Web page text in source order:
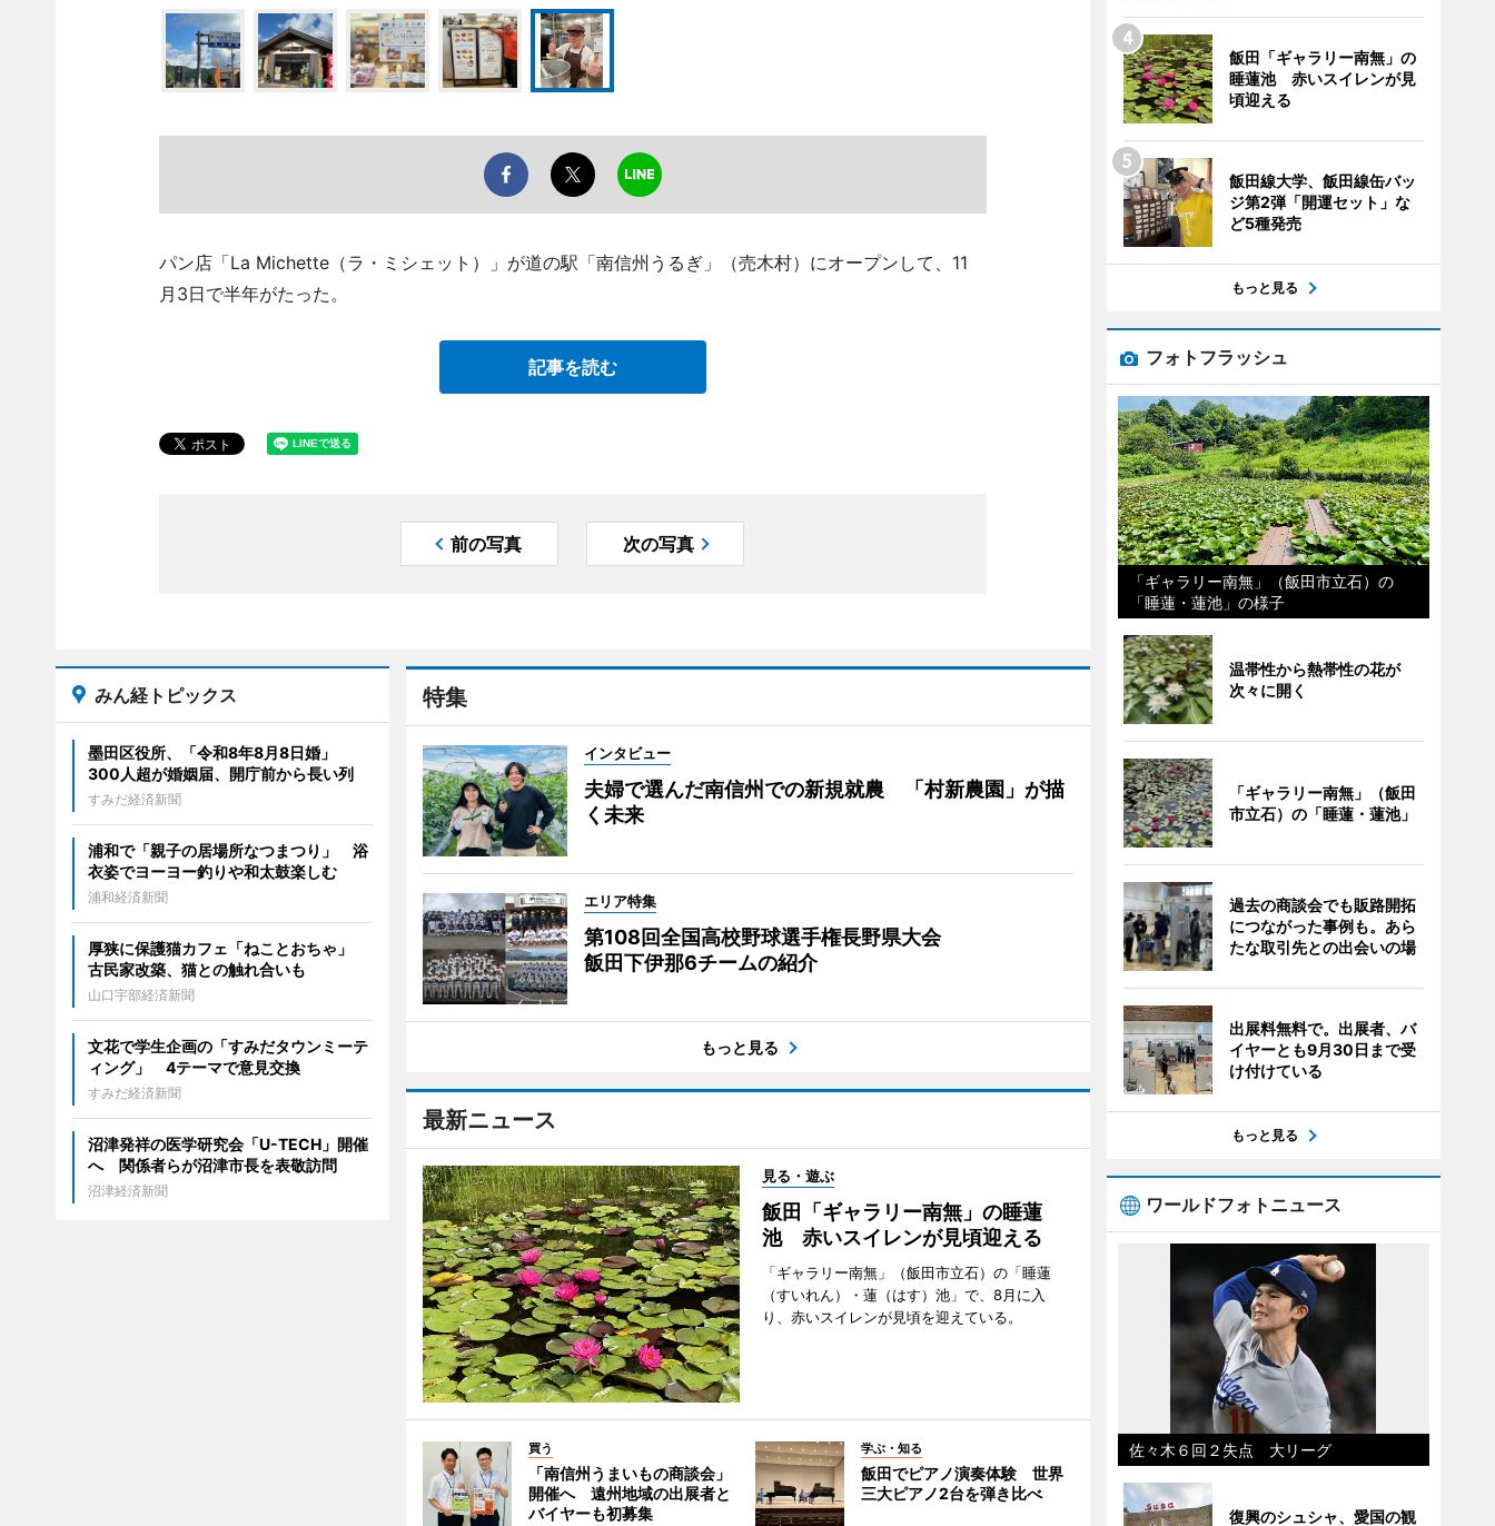
パン店「La Michette（ラ・ミシェット）」が道の駅「南信州うるぎ」（売木村）にオープンして、11
月3日で半年がたった。
記事を読む
前の写真 次の写真
特集
インタビュー
夫婦で選んだ南信州での新規就農 「村新農園」が描
く未来
エリア特集
第108回全国高校野球選手権長野県大会
飯田下伊那6チームの紹介
もっと見る
最新ニュース
見る・遊ぶ
飯田「ギャラリー南無」の睡蓮
池 赤いスイレンが見頃迎える
「ギャラリー南無」（飯田市立石）の「睡蓮
（すいれん）・蓮（はす）池」で、8月に入
り、赤いスイレンが見頃を迎えている。
買う
「南信州うまいもの商談会」
開催へ 遠州地域の出展者と
バイヤーも初募集
学ぶ・知る
飯田でピアノ演奏体験 世界
三大ピアノ2台を弾き比べ
みん経トピックス
墨田区役所、「令和8年8月8日婚」
300人超が婚姻届、開庁前から長い列
すみだ経済新聞
浦和で「親子の居場所なつまつり」 浴
衣姿でヨーヨー釣りや和太鼓楽しむ
浦和経済新聞
厚狭に保護猫カフェ「ねことおちゃ」
古民家改築、猫との触れ合いも
山口宇部経済新聞
文花で学生企画の「すみだタウンミーテ
ィング」 4テーマで意見交換
すみだ経済新聞
沼津発祥の医学研究会「U-TECH」開催
へ 関係者らが沼津市長を表敬訪問
沼津経済新聞
飯田「ギャラリー南無」の
睡蓮池 赤いスイレンが見
頃迎える
飯田線大学、飯田線缶バッ
ジ第2弾「開運セット」な
ど5種発売
もっと見る
フォトフラッシュ
「ギャラリー南無」（飯田市立石）の
「睡蓮・蓮池」の様子
温帯性から熱帯性の花が
次々に開く
「ギャラリー南無」（飯田
市立石）の「睡蓮・蓮池」
過去の商談会でも販路開拓
につながった事例も。あら
たな取引先との出会いの場
出展料無料で。出展者、バ
イヤーとも9月30日まで受
け付けている
もっと見る
ワールドフォトニュース
佐々木６回２失点 大リーグ
復興のシュシャ、愛国の観